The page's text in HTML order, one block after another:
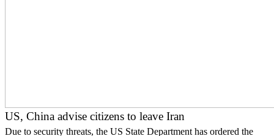
US, China advise citizens to leave Iran
Due to security threats, the US State Department has ordered the